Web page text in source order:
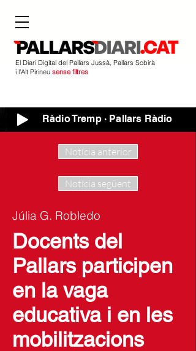
Ràdio Tremp · Pallars Ràdio
El Diari Digital del Pallars Jussà, Pallars Sobirà
i l'Alt Pirineu sense filtres
Notícia anterior
Notícia següent
Júlia G. Robledo
Docents del
Pallars participen
en la vaga
educativa i en les
mobilitzacions